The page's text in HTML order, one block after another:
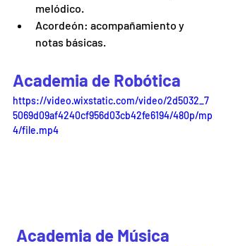
melódico.
Acordeón: acompañamiento y
notas básicas.
Academia de Robótica
https://video.wixstatic.com/video/2d5032_7
5069d09af4240cf956d03cb42fe6194/480p/mp
4/file.mp4
Academia de Música